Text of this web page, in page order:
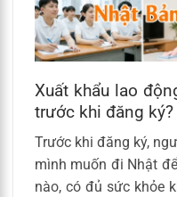
Xuất khẩu lao
trước khi đăng ký?
Trước khi đăng ký,
mình muốn đi Nhật
nào, có đủ sức khỏe